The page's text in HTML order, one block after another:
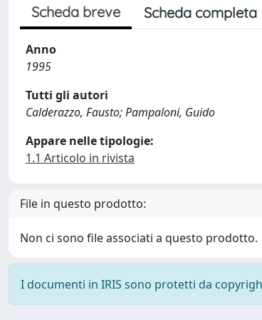
Scheda breve Scheda completa
Anno
1995
Tutti gli autori
Calderazzo, Fausto; Pampaloni, Guido
Appare nelle tipologie:
1.1 Articolo in rivista
File in questo prodotto:
Non ci sono file associati a questo prodotto.
I documenti in IRIS sono protetti da